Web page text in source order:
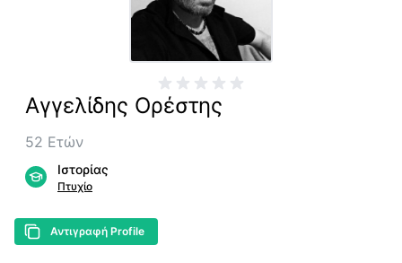
Αγγελίδης Ορέστης
52 Ετών
Ιστορίας
Πτυχίο
Αντιγραφή Profile